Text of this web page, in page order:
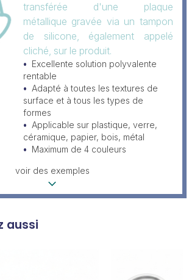
transférée d'une plaque
métallique gravée via un tampon
de silicone, également appelé
cliché, sur le produit.
Excellente solution polyvalente
rentable
Adapté à toutes les textures de
surface et à tous les types de
formes
Applicable sur plastique, verre,
céramique, papier, bois, métal
Maximum de 4 couleurs
voir des exemples
aussi